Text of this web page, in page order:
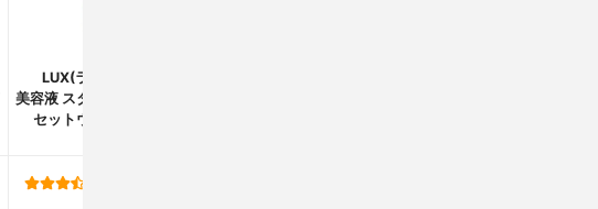
LUX(ラックス)
美容液 スタイリング リ
セットウォーター